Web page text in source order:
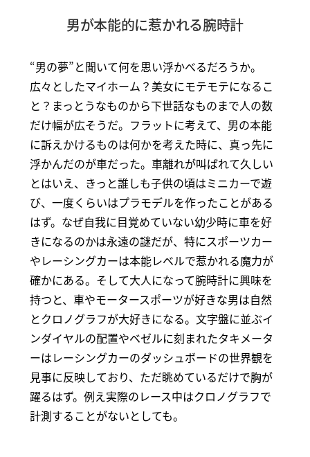
男が本能的に惹かれる腕時計
“男の夢”と聞いて何を思い浮かべるだろうか。
広々としたマイホーム？美女にモテモテになるこ
と？まっとうなものから下世話なものまで人の数
だけ幅が広そうだ。フラットに考えて、男の本能
に訴えかけるものは何かを考えた時に、真っ先に
浮かんだのが車だった。車離れが叫ばれて久しい
とはいえ、きっと誰しも子供の頃はミニカーで遊
び、一度くらいはプラモデルを作ったことがある
はず。なぜ自我に目覚めていない幼少時に車を好
きになるのかは永遠の謎だが、特にスポーツカー
やレーシングカーは本能レベルで惹かれる魔力が
確かにある。そして大人になって腕時計に興味を
持つと、車やモータースポーツが好きな男は自然
とクロノグラフが大好きになる。文字盤に並ぶイ
ンダイヤルの配置やベゼルに刻まれたタキメータ
ーはレーシングカーのダッシュボードの世界観を
見事に反映しており、ただ眺めているだけで胸が
躍るはず。例え実際のレース中はクロノグラフで
計測することがないとしても。